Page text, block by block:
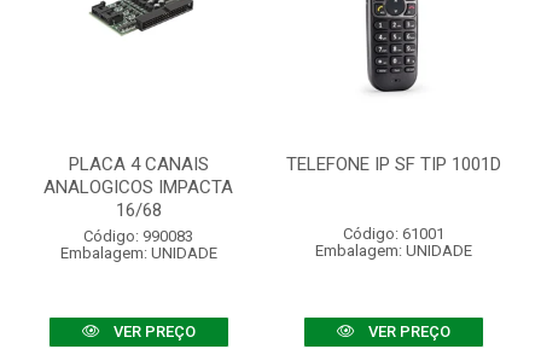
PLACA 4 CANAIS
ANALOGICOS IMPACTA
16/68
Código: 990083
Embalagem: UNIDADE
VER PREÇO
TELEFONE IP SF TIP 1001D
Código: 61001
Embalagem: UNIDADE
VER PREÇO